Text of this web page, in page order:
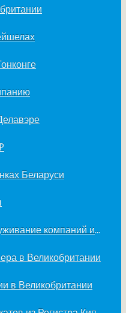
Беларуси
Бухгалтерское обслуживание компаний из Великобритании
в Великобритании
в Великобритании